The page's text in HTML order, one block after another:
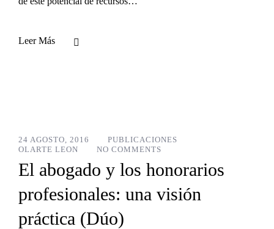
Leer Más
24 AGOSTO, 2016
PUBLICACIONES
OLARTE LEON
NO COMMENTS
El abogado y los honorarios
profesionales: una visión
práctica (Dúo)